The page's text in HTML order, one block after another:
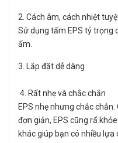
2. Cách âm, cách nhiệt
Sử dụng tấm EPS tỷ trọng
ẩm.
3. Lắp đặt dễ dàng
4. Rất nhẹ và chắc chắn
EPS nhẹ nhưng chắc
đơn giản, EPS cũng rẩ
khác giúp bạn có nhiều lựa